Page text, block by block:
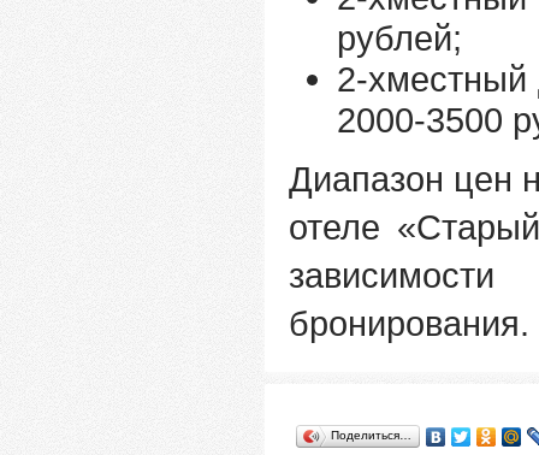
рублей;
2-хместный
2000-3500
Диапазон цен
отеле
бронирования.
Поделиться…